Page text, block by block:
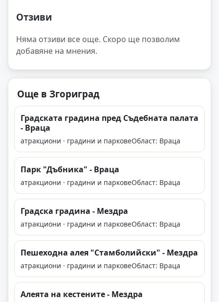
Отзиви
Няма отзиви все още. Скоро ще позволим
добавяне на мнения.
Още в Згориград
Градската градина пред Съдебната палата
- Враца
атракциони · градини и парковеОбласт: Враца
Парк "Дъбника" - Враца
атракциони · градини и парковеОбласт: Враца
Градска градина - Мездра
атракциони · градини и парковеОбласт: Враца
Пешеходна алея "Стамболийски" - Мездра
атракциони · градини и парковеОбласт: Враца
Алеята на кестените - Мездра